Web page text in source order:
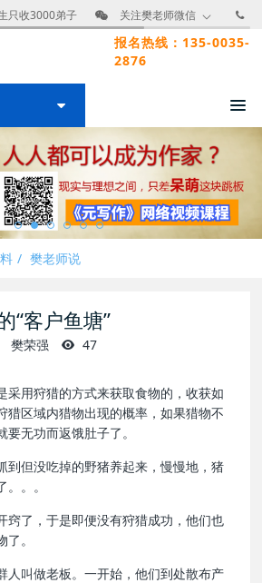
只收3000弟子 关注樊老师微信
报名热线：135-0035-
2876
樊老师说
“客户鱼塘”
樊荣强 47
采用狩猎的方式来获取食物的，收获如
猎区域内猎物出现的概率，如果猎物不
无功而返饿肚子了。
到但没吃掉的野猪养起来，慢慢地，猪
。。
窍了，于是即便没有狩猎成功，他们也
。
人叫做老板。一开始，他们到处散布产